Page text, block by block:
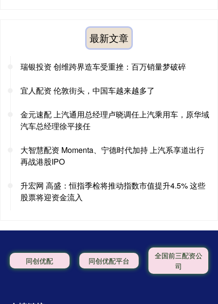
最新文章
瑞银投资 创维跨界造车受重挫：百万销量梦破碎
宜人配资 伦敦街头，中国车越来越多了
金元速配 上汽通用总经理卢晓调任上汽乘用车，原华域
汽车总经理徐平接任
大智慧配资 Momenta、宁德时代加持 上汽系享道出行
再战港股IPO
升宏网 高盛：恒指季检将推动指数市值提升4.5% 这些
股票将迎资金流入
同创优配 同创优配平台
全国前三配资公
司